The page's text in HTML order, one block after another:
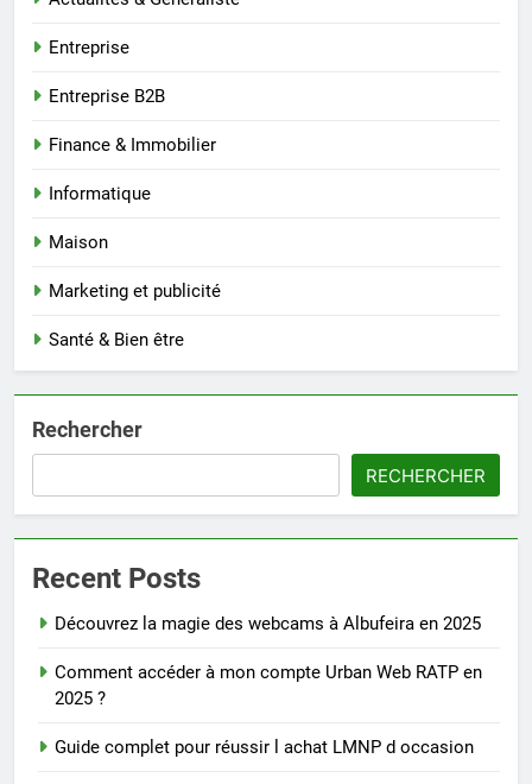
Entreprise
Entreprise B2B
Finance & Immobilier
Informatique
Maison
Marketing et publicité
Santé & Bien être
Rechercher
RECHERCHER
Recent Posts
Découvrez la magie des webcams à Albufeira en 2025
Comment accéder à mon compte Urban Web RATP en
2025 ?
Guide complet pour réussir l achat LMNP d occasion